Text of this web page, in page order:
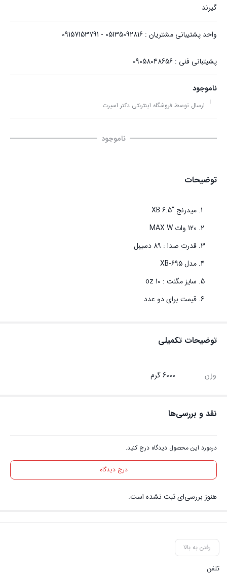
گیرند
واحد پشتیبانی مشتریان : 05135092816 - 09157153791
پشیتبانی فنی : 09058048656
ناموجود
ارسال توسط فروشگاه اینترنتی دکتر اسپرت
ناموجود
توضیحات
میدرنج “6.5 XB
120 وات MAX W
قدرت صدا : 89 دسیبل
مدل XB-695
سایز مگنت : 10 oz
قیمت برای دو عدد
توضیحات تکمیلی
وزن 6000 گرم
نقد و بررسی‌ها
درمورد این محصول دیدگاه درج کنید.
درج دیدگاه
هنوز بررسی‌ای ثبت نشده است.
رفتن به بالا
تلفن